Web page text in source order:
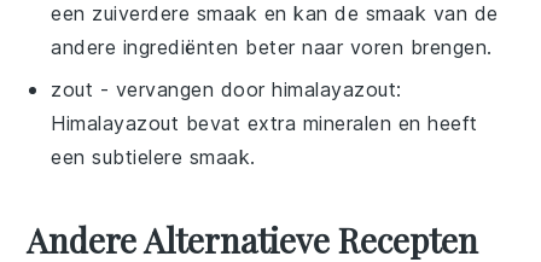
een zuiverdere smaak en kan de smaak van de
andere ingrediënten beter naar voren brengen.
zout - vervangen doorhimalayazout:
Himalayazout bevat extra mineralen en heeft
een subtielere smaak.
Andere Alternatieve Recepten